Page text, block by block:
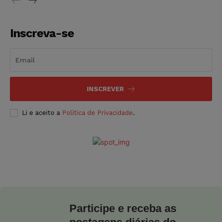
Inscreva-se
INSCREVER
Li e aceito a Política de Privacidade.
Participe e receba as